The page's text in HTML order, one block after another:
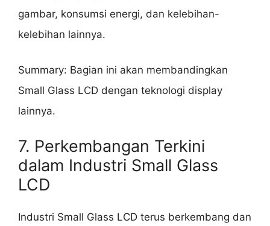
gambar, konsumsi energi, dan kelebihan-
kelebihan lainnya.
Summary: Bagian ini akan membandingkan
Small Glass LCD dengan teknologi display
lainnya.
7. Perkembangan Terkini
dalam Industri Small Glass
LCD
Industri Small Glass LCD terus berkembang dan